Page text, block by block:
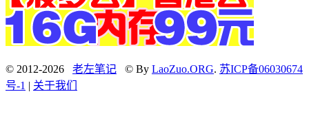
© 2012-2026 老左笔记 © By LaoZuo.ORG. 苏ICP备06030674
号-1 | 关于我们